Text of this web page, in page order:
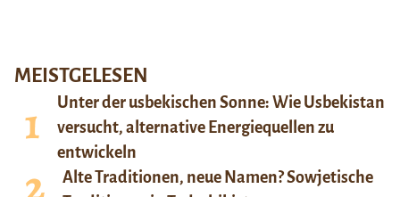
MEISTGELESEN
Unter der usbekischen Sonne: Wie Usbekistan
versucht, alternative Energiequellen zu
entwickeln
Alte Traditionen, neue Namen? Sowjetische